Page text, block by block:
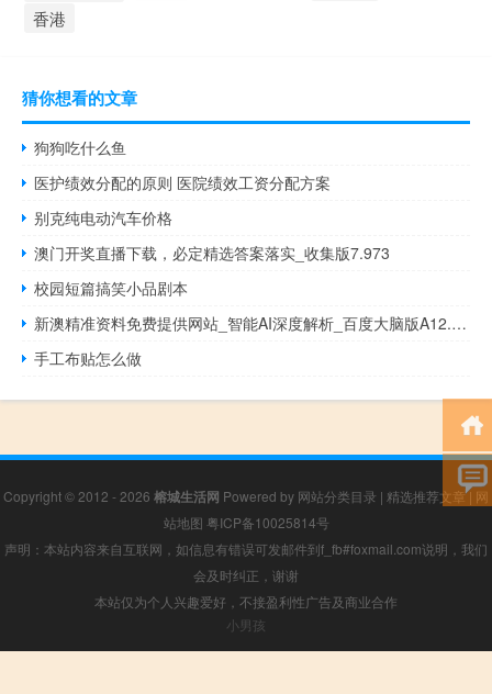
香港
猜你想看的文章
狗狗吃什么鱼
医护绩效分配的原则 医院绩效工资分配方案
别克纯电动汽车价格
澳门开奖直播下载，必定精选答案落实_收集版7.973
校园短篇搞笑小品剧本
新澳精准资料免费提供网站_智能AI深度解析_百度大脑版A12.26.309
手工布贴怎么做
Copyright © 2012 - 2026 榕城生活网 Powered by 网站分类目录 | 精选推荐文章| 网
站地图 粤ICP备10025814号
声明：本站内容来自互联网，如信息有错误可发邮件到f_fb#foxmail.com说明，我们
会及时纠正，谢谢
本站仅为个人兴趣爱好，不接盈利性广告及商业合作
小男孩